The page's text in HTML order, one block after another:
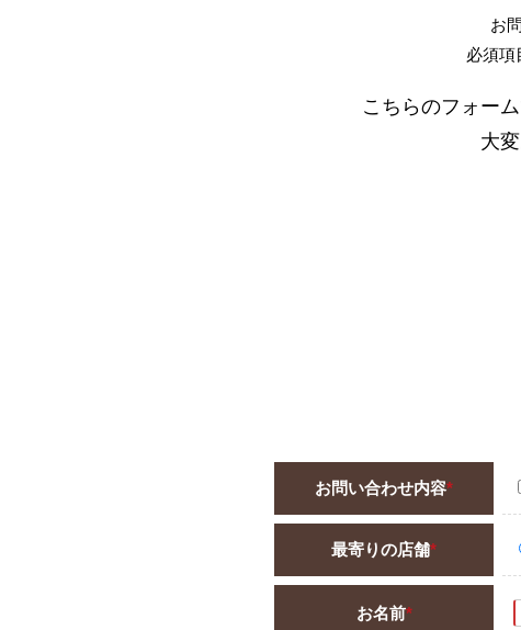
お
必須項
こちらのフォー
大
お問い合わせ内容*
最寄りの店舗*
お名前*